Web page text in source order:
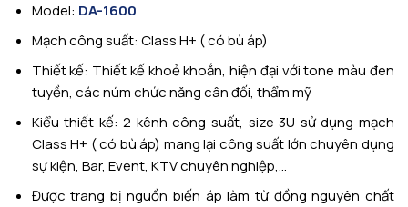
Model: DA-1600
Mạch công suất: Class H+ ( có bù áp)
Thiết kế: Thiết kế khoẻ khoắn, hiện đại với tone màu đen
tuyền, các núm chức năng cân đối, thẩm mỹ
Kiểu thiết kế: 2 kênh công suất, size 3U sử dụng mạch
Class H+ ( có bù áp) mang lại công suất lớn chuyên dụng
sự kiện, Bar, Event, KTV chuyên nghiệp,…
Được trang bị nguồn biến áp làm từ đồng nguyên chất